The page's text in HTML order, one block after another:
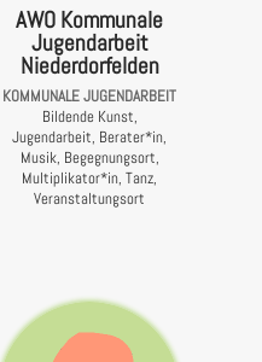
AWO Kommunale
Jugendarbeit
Niederdorfelden
KOMMUNALE JUGENDARBEIT
Bildende Kunst,
Jugendarbeit, Berater*in,
Musik, Begegnungsort,
Multiplikator*in, Tanz,
Veranstaltungsort